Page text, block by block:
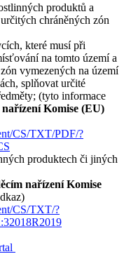
produktů a
chráněných zón
které musí při
na tomto území a
vymezených na území
splňovat určité
(tyto informace
Komise (EU)
CS/TXT/PDF/?
produktech či jiných
nařízení Komise
CS/TXT/?